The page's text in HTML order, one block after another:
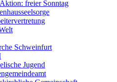
Aktion: freier Sonntag
Schweinfurt
Jugend